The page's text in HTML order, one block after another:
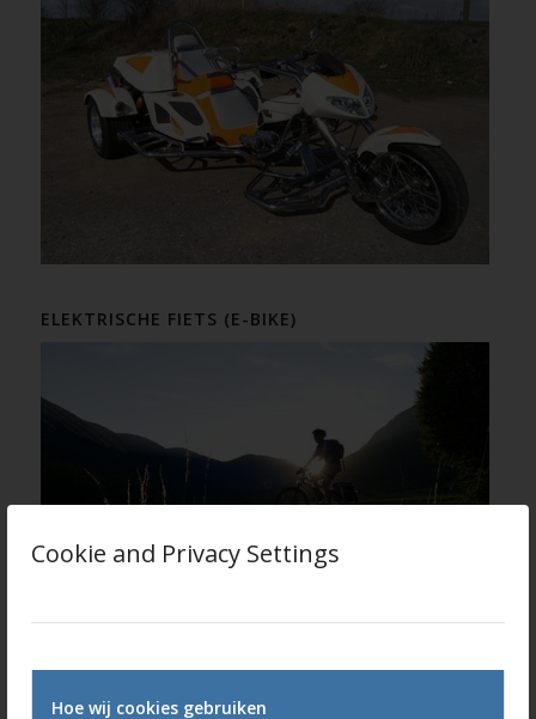
Cookie and Privacy Settings
Hoe wij cookies gebruiken
ELEKTRISCHE FIETS (E-BIKE)